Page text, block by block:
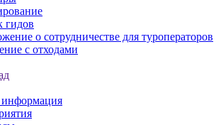
гидов
о сотрудничестве для туроператоров
с отходами